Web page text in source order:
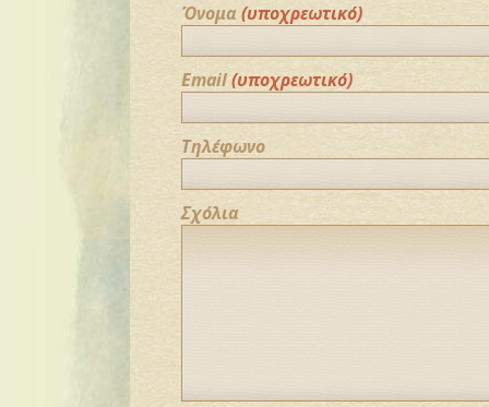
Όνομα (υποχρεωτικό)
Email(υποχρεωτικό)
Τηλέφωνο
Σχόλια